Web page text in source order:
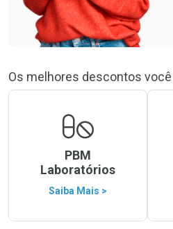
Os melhores descontos
PBM
Laboratórios
Saiba Mais >